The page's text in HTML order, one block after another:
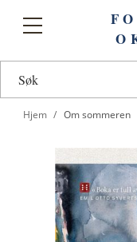
Toggle
Hjem Om sommeren